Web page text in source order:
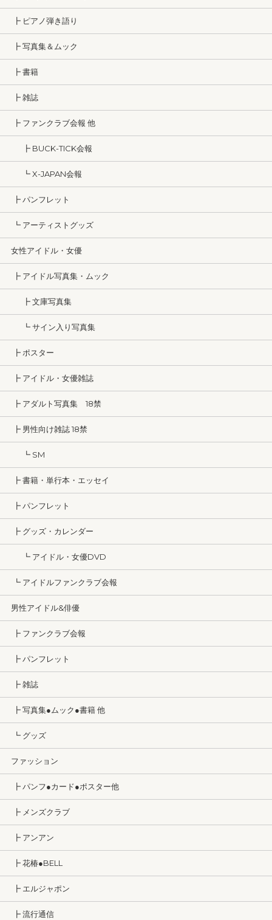
┣ ピアノ弾き語り
┣ 写真集＆ムック
┣ 書籍
┣ 雑誌
┣ ファンクラブ会報 他
┣ BUCK-TICK会報
┗ X-JAPAN会報
┣ パンフレット
┗ アーティストグッズ
女性アイドル・女優
┣ アイドル写真集・ムック
┣ 文庫写真集
┗ サイン入り写真集
┣ ポスター
┣ アイドル・女優雑誌
┣ アダルト写真集 18禁
┣ 男性向け雑誌 18禁
┗ SM
┣ 書籍・単行本・エッセイ
┣ パンフレット
┣ グッズ・カレンダー
┗ アイドル・女優DVD
┗ アイドルファンクラブ会報
男性アイドル&俳優
┣ ファンクラブ会報
┣ パンフレット
┣ 雑誌
┣ 写真集●ムック●書籍 他
┗ グッズ
ファッション
┣ パンフ●カード●ポスター他
┣ メンズクラブ
┣ アンアン
┣ 花椿●BELL
┣ エルジャポン
┣ 流行通信